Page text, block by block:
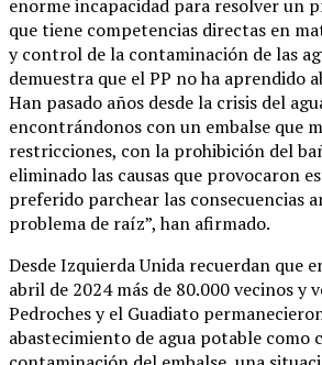
enorme incapacidad para resolver un
que tiene competencias directas en
y control de la contaminación de las
demuestra que el PP no ha aprendido
Han pasado años desde la crisis del
encontrándonos con un embalse que
restricciones, con la prohibición del
eliminado las causas que provocaron
preferido parchear las consecuencias
problema de raíz”, han afirmado.
Desde Izquierda Unida recuerdan que
abril de 2024 más de 80.000 vecinos y
Pedroches y el Guadiato
abastecimiento de agua potable como